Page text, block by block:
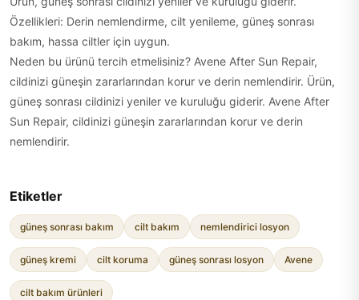
Özellikleri: Derin nemlendirme, cilt yenileme, güneş sonrası
bakım, hassa ciltler için uygun.
Neden bu ürünü tercih etmelisiniz? Avene After Sun Repair,
cildinizi güneşin zararlarından korur ve derin nemlendirir. Ürün,
güneş sonrası cildinizi yeniler ve kuruluğu giderir. Avene After
Sun Repair, cildinizi güneşin zararlarından korur ve derin
nemlendirir.
Etiketler
güneş sonrası bakım cilt bakım nemlendirici losyon
güneş kremi cilt koruma güneş sonrası losyon Avene
cilt bakım ürünleri